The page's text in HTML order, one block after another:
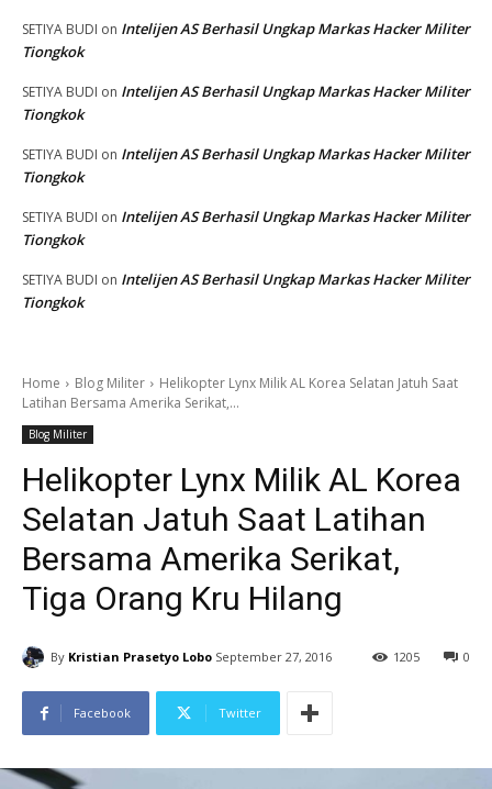
SETIYA BUDI on Intelijen AS Berhasil Ungkap Markas Hacker Militer
Tiongkok
SETIYA BUDI on Intelijen AS Berhasil Ungkap Markas Hacker Militer
Tiongkok
SETIYA BUDI on Intelijen AS Berhasil Ungkap Markas Hacker Militer
Tiongkok
SETIYA BUDI on Intelijen AS Berhasil Ungkap Markas Hacker Militer
Tiongkok
SETIYA BUDI on Intelijen AS Berhasil Ungkap Markas Hacker Militer
Tiongkok